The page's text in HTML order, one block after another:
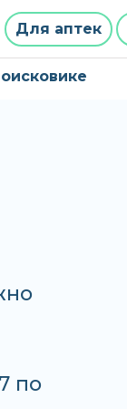
Для аптек
по